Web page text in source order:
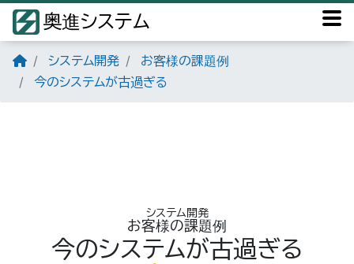
奥進システム
システム開発
お客様の課題例
今のシステムが古過ぎる
システム開発
お客様の課題例
今のシステムが古過ぎる